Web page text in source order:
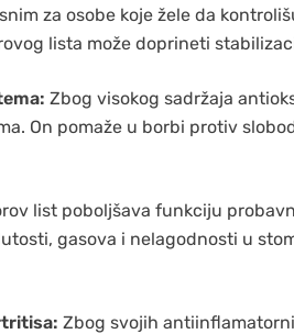
za osobe koje žele da
lista može doprineti
Zbog visokog sadržaja
On pomaže u borbi protiv
list poboljšava funkciju
gasova i nelagodnosti u
Zbog svojih